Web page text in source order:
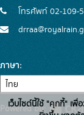
โทรศัพท์ 02-109-
ภาษา
Powered by:
เว็บไซต์นี้ใช้ "คุกกี้" เ